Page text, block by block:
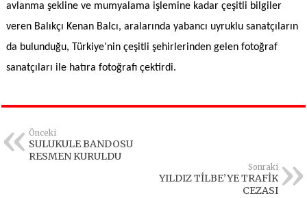
avlanma şekline ve mumyalama işlemine kadar çeşitli bilgiler
veren Balıkçı Kenan Balcı, aralarında yabancı uyruklu sanatçıların
da bulunduğu, Türkiye’nin çeşitli şehirlerinden gelen fotoğraf
sanatçıları ile hatıra fotoğrafı çektirdi.
Önceki
SULUKULE BANDOSU
RESMEN KURULDU
Sonraki
YILDIZ TİLBE’YE TRAFİK
CEZASI